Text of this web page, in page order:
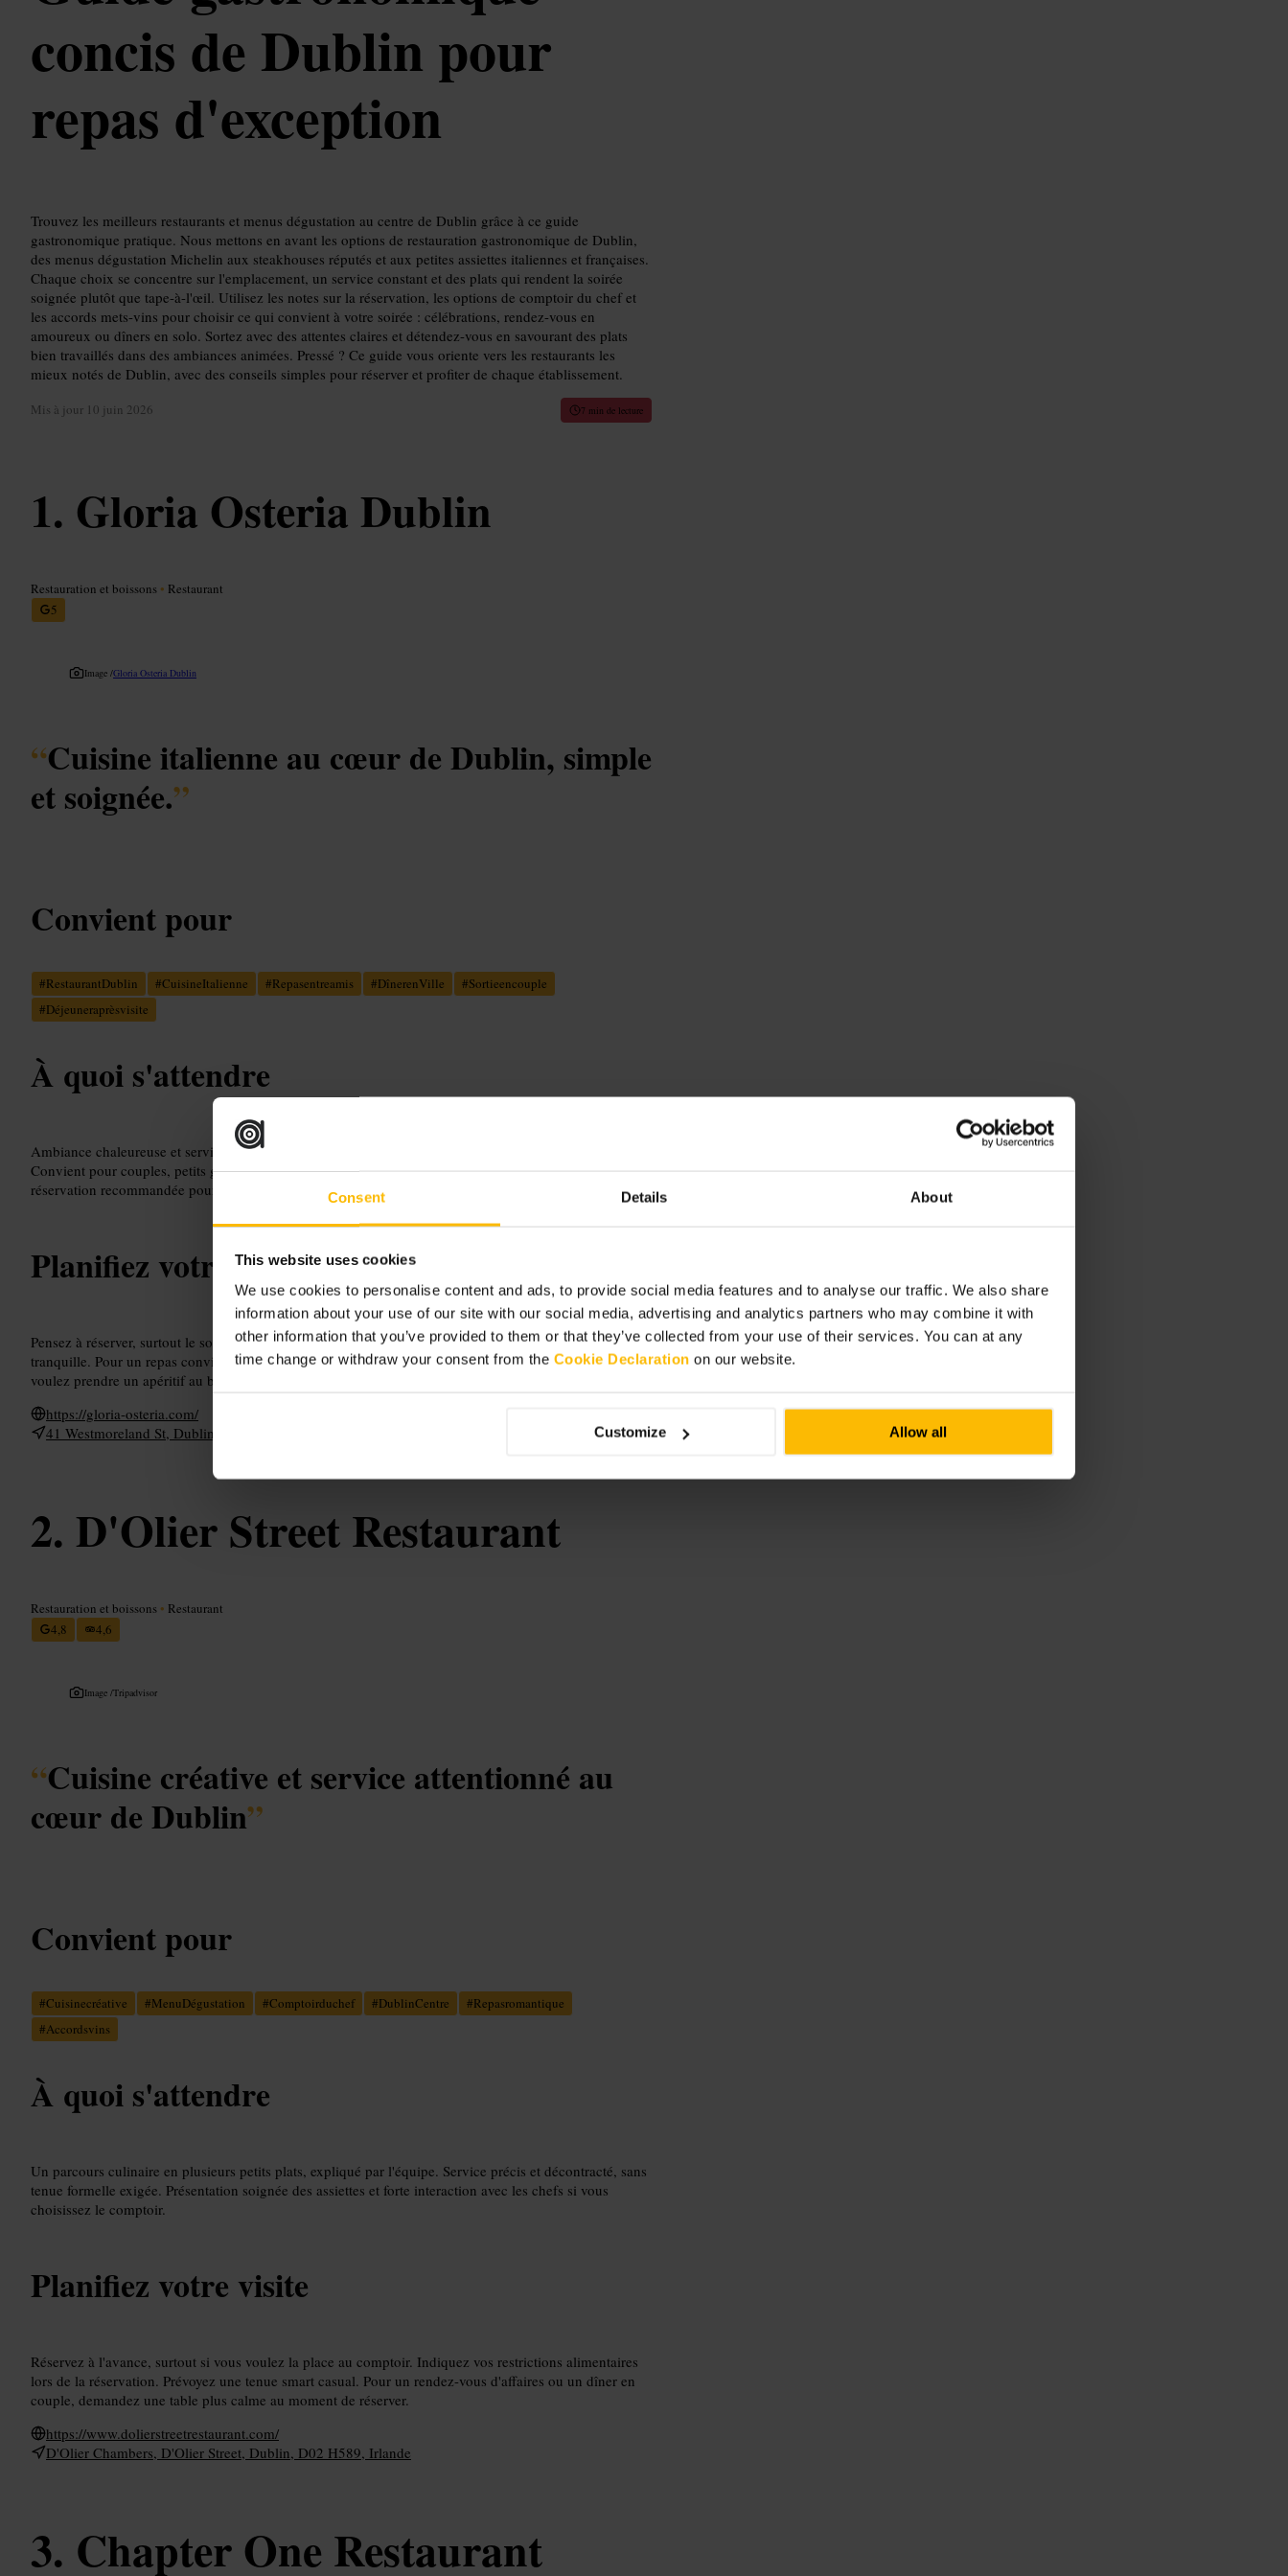
Consent Details About
This website uses cookies
We use cookies to personalise content and ads, to provide social media features and to analyse our traffic. We also share
information about your use of our site with our social media, advertising and analytics partners who may combine it with
other information that you’ve provided to them or that they’ve collected from your use of their services. You can at any
time change or withdraw your consent from the Cookie Declaration on our website.
Customize Allow all
concis de Dublin pour
repas d'exception
Trouvez les meilleurs restaurants et menus dégustation au centre de Dublin grâce à ce guide
gastronomique pratique. Nous mettons en avant les options de restauration gastronomique de Dublin,
des menus dégustation Michelin aux steakhouses réputés et aux petites assiettes italiennes et françaises.
Chaque choix se concentre sur l'emplacement, un service constant et des plats qui rendent la soirée
soignée plutôt que tape-à-l'œil. Utilisez les notes sur la réservation, les options de comptoir du chef et
les accords mets-vins pour choisir ce qui convient à votre soirée : célébrations, rendez-vous en
amoureux ou dîners en solo. Sortez avec des attentes claires et détendez-vous en savourant des plats
bien travaillés dans des ambiances animées. Pressé ? Ce guide vous oriente vers les restaurants les
mieux notés de Dublin, avec des conseils simples pour réserver et profiter de chaque établissement.
Mis à jour 10 juin 2026 7 min de lecture
Gloria Osteria Dublin
Restauration et boissons • Restaurant
5
Image /Gloria Osteria Dublin
“Cuisine italienne au cœur de Dublin, simple
et soignée.”
Convient pour
#RestaurantDublin #CuisineItalienne #Repasentreamis #DînerenVille #Sortieencouple
#Déjeuneraprèsvisite
À quoi s'attendre
Ambiance chaleureuse et service attentif. Plats italiens classiques revisités, portion adaptées au partage.
Convient pour couples, petits groupes, et déjeuners de travail. Taille du restaurant plutôt intime,
réservation recommandée pour les soirées.
Planifiez votre visite
Pensez à réserver, surtout le soir. Si vous venez pour un rendez-vous pro, demandez une table
tranquille. Pour un repas convivial, choisissez une table centrale. Arrivez avec un peu de marge si vous
voulez prendre un apéritif au bar.
https://gloria-osteria.com/
41 Westmoreland St, Dublin, D02 VY45, Ireland
D'Olier Street Restaurant
Restauration et boissons • Restaurant
4,8
4,6
Image /Tripadvisor
“Cuisine créative et service attentionné au
cœur de Dublin”
Convient pour
#Cuisinecréative #MenuDégustation #Comptoirduchef #DublinCentre #Repasromantique
#Accordsvins
À quoi s'attendre
Un parcours culinaire en plusieurs petits plats, expliqué par l'équipe. Service précis et décontracté, sans
tenue formelle exigée. Présentation soignée des assiettes et forte interaction avec les chefs si vous
choisissez le comptoir.
Planifiez votre visite
Réservez à l'avance, surtout si vous voulez la place au comptoir. Indiquez vos restrictions alimentaires
lors de la réservation. Prévoyez une tenue smart casual. Pour un rendez-vous d'affaires ou un dîner en
couple, demandez une table plus calme au moment de réserver.
https://www.dolierstreetrestaurant.com/
D'Olier Chambers, D'Olier Street, Dublin, D02 H589, Irlande
Chapter One Restaurant